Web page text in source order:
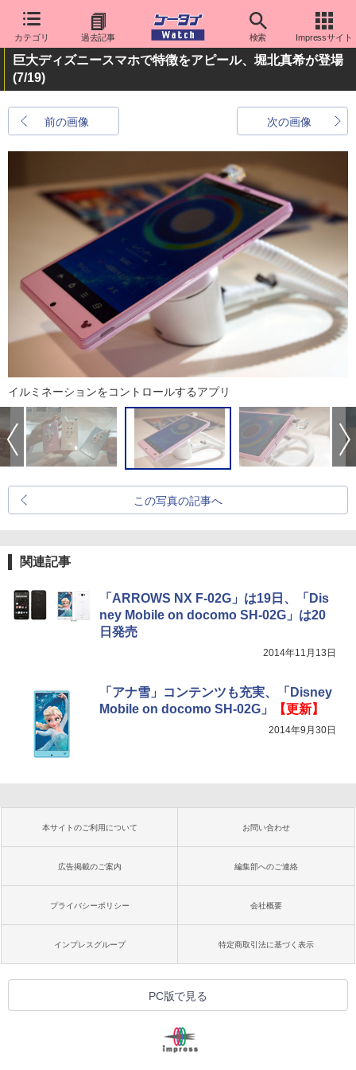
カテゴリ 過去記事 検索 Impressサイト
巨大ディズニースマホで特徴をアピール、堀北真希が登場
(7/19)
前の画像 次の画像
イルミネーションをコントロールするアプリ
この写真の記事へ
関連記事
「ARROWS NX F-02G」は19日、「Dis
ney Mobile on docomo SH-02G」は20
日発売
2014年11月13日
「アナ雪」コンテンツも充実、「Disney
Mobile on docomo SH-02G」
【更新】
2014年9月30日
本サイトのご利用について お問い合わせ
広告掲載のご案内 編集部へのご連絡
プライバシーポリシー 会社概要
インプレスグループ 特定商取引法に基づく表示
PC版で見る